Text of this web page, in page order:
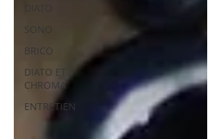
SONO
BRICO
DIATO ET
CHROMA
ENTRETIEN